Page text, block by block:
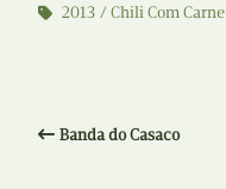
2013
Chili Com Carne
Banda do Casaco